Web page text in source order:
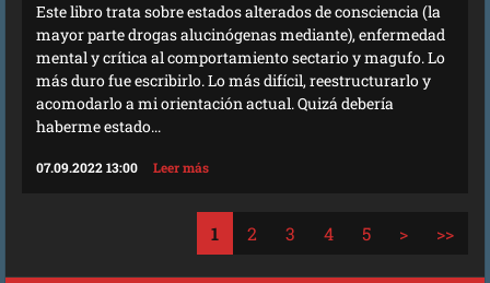
Este libro trata sobre estados alterados de consciencia (la
mayor parte drogas alucinógenas mediante), enfermedad
mental y crítica al comportamiento sectario y magufo. Lo
más duro fue escribirlo. Lo más difícil, reestructurarlo y
acomodarlo a mi orientación actual. Quizá debería
haberme estado...
07.09.2022 13:00 Leer más
1 2 3 4 5 > >>